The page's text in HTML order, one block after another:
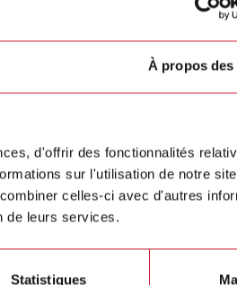
À propos des
d'offrir des fonctionnalités
sur l'utilisation de notre
celles-ci avec d'autres
de leurs services.
Statistiques
CB18CLN12PA
Capacitive Proximity
12mm, Adjustable 3-
PNP Output, N.C.,
IP67